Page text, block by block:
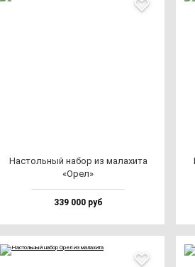
Нас­толь­ный на­бор из ма­ла­хи­та
«Орел»
339 000 руб